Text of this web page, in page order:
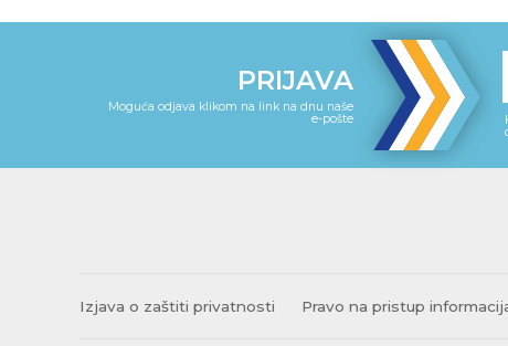
PRIJAVA
Moguća odjava klikom na link na dnu naše
e-pošte
Izjava o zaštiti privatnosti Pravo na pristup